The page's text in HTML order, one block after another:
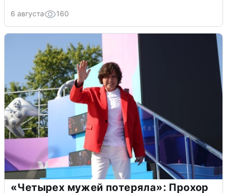
6 августа 160
«Четырех мужей потеряла»: Прохор